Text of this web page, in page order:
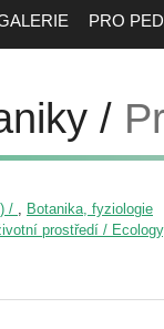
PRO
/
/ , Botanika, fyziologie
prostředí /